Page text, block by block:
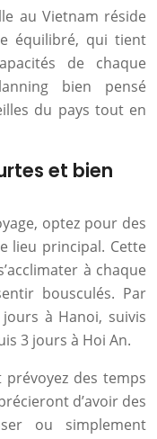
au Vietnam réside
équilibré, qui tient
de chaque
bien pensé
du pays tout en
et bien
optez pour des
lieu principal. Cette
à chaque
bousculés. Par
à Hanoi, suivis
3 jours à Hoi An.
prévoyez des temps
d’avoir des
ou simplement